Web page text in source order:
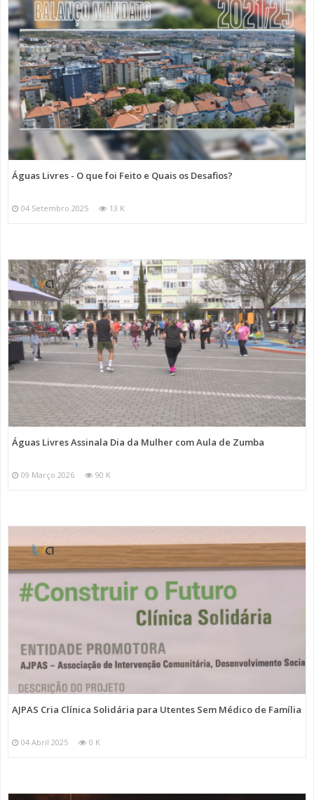
Águas Livres - O que foi Feito e Quais os Desafios?
04 Setembro 2025 13 K
Águas Livres Assinala Dia da Mulher com Aula de Zumba
09 Março 2026 90 K
AJPAS Cria Clínica Solidária para Utentes Sem Médico de Família
04 Abril 2025 0 K